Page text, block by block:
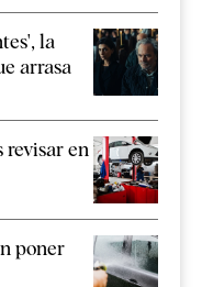
la
arrasa
revisar en
poner